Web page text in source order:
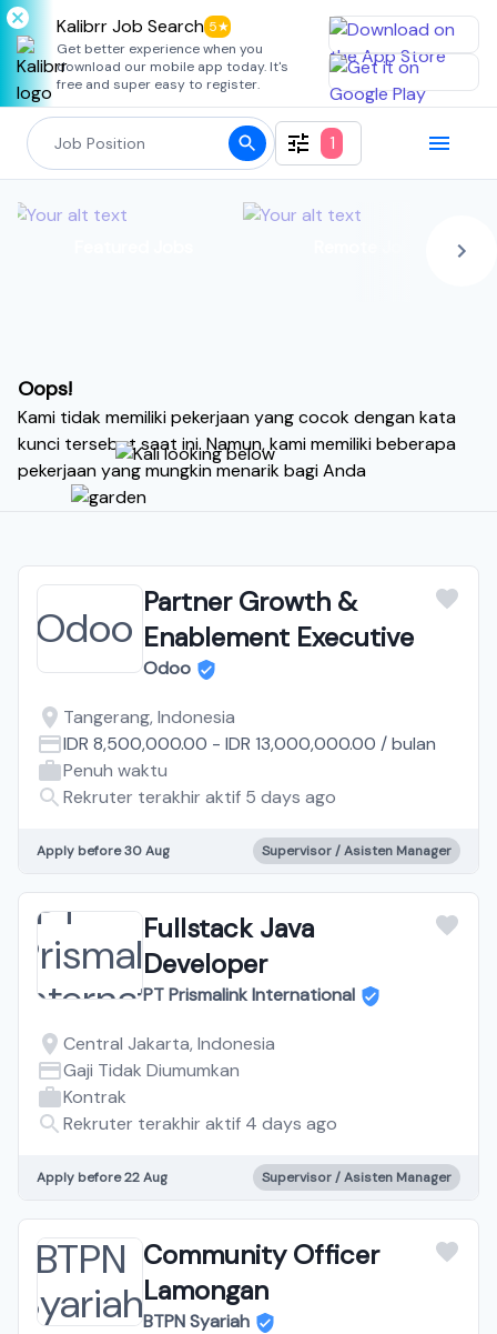
Kalibrr Job Search 5★
Get better experience when you
download our mobile app today. It's
free and super easy to register.
1
Oops!
Kami tidak memiliki pekerjaan yang cocok dengan kata
kunci tersebut saat ini. Namun, kami memiliki beberapa
pekerjaan yang mungkin menarik bagi Anda
Partner Growth &
Enablement Executive
Odoo
Tangerang, Indonesia
IDR 8,500,000.00 - IDR 13,000,000.00 /bulan
Penuh waktu
Rekruter terakhir aktif 5 days ago
Apply before 30 Aug Supervisor / Asisten Manager
Fullstack Java
Developer
PT Prismalink International
Central Jakarta, Indonesia
Gaji Tidak Diumumkan
Kontrak
Rekruter terakhir aktif 4 days ago
Apply before 22 Aug Supervisor / Asisten Manager
Community Officer
Lamongan
BTPN Syariah